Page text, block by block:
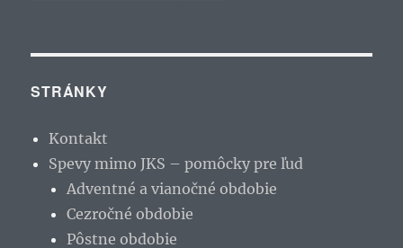
STRÁNKY
Kontakt
Spevy mimo JKS – pomôcky pre ľud
Adventné a vianočné obdobie
Cezročné obdobie
Pôstne obdobie